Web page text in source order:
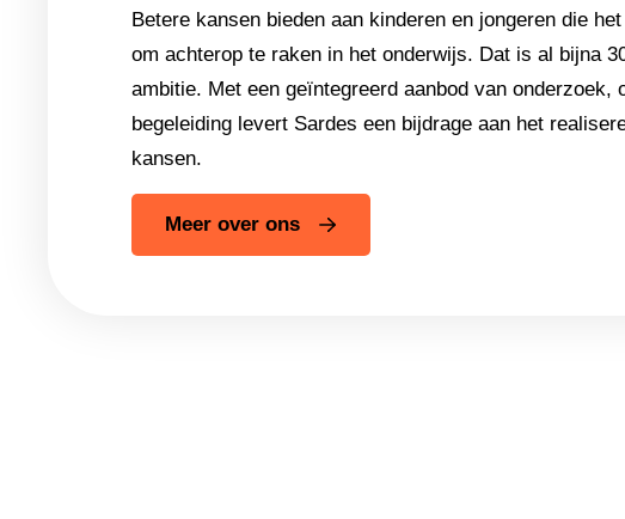
Betere kansen bieden aan kinderen en jongeren die
om achterop te raken in het onderwijs. Dat is al bijna
ambitie. Met een geïntegreerd aanbod van onderzoek,
begeleiding levert Sardes een bijdrage aan het
kansen.
Meer over ons